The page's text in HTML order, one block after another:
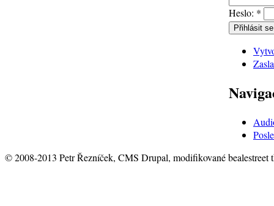
Heslo: *
© 2008-2013 Petr Řezníček, CMS Drupal, modifikované bealestreet